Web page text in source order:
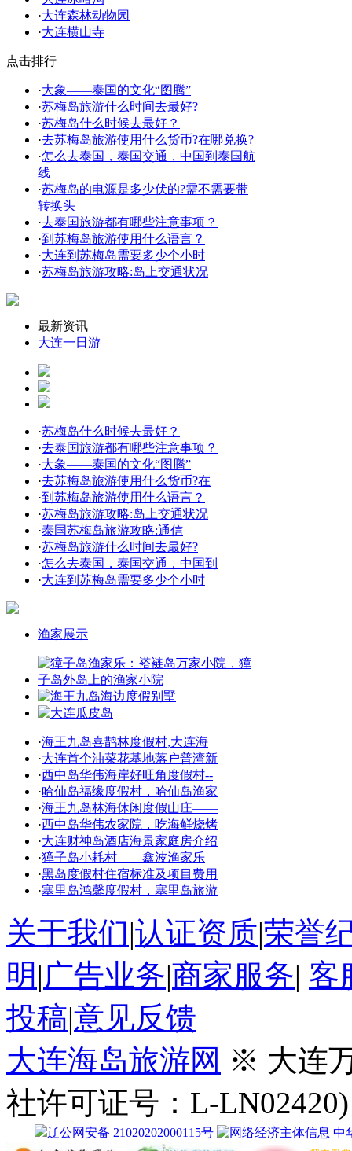
·大连森林动物园
·大连横山寺
点击排行
·大象——泰国的文化“图腾”
·苏梅岛旅游什么时间去最好?
·苏梅岛什么时候去最好？
·去苏梅岛旅游使用什么货币?在哪兑换?
·怎么去泰国，泰国交通，中国到泰国航
线
·苏梅岛的电源是多少伏的?需不需要带
转换头
·去泰国旅游都有哪些注意事项？
·到苏梅岛旅游使用什么语言？
·大连到苏梅岛需要多少个小时
·苏梅岛旅游攻略:岛上交通状况
最新资讯
大连一日游
·苏梅岛什么时候去最好？
·去泰国旅游都有哪些注意事项？
·大象——泰国的文化“图腾”
·去苏梅岛旅游使用什么货币?在
·到苏梅岛旅游使用什么语言？
·苏梅岛旅游攻略:岛上交通状况
·泰国苏梅岛旅游攻略:通信
·苏梅岛旅游什么时间去最好?
·怎么去泰国，泰国交通，中国到
·大连到苏梅岛需要多少个小时
渔家展示
·海王九岛喜鹊林度假村,大连海
·大连首个油菜花基地落户普湾新
·西中岛华伟海岸好旺角度假村--
·哈仙岛福缘度假村，哈仙岛渔家
·海王九岛林海休闲度假山庄——
·西中岛华伟农家院，吃海鲜烧烤
·大连财神岛酒店海景家庭房介绍
·獐子岛小耗村——鑫波渔家乐
·黑岛度假村住宿标准及项目费用
·塞里岛鸿馨度假村，塞里岛旅游
关于我们|认证资质|荣誉
明 |广告业务|商家服务| 客
投稿|意见反馈
大连海岛旅游网 ※ 大连
社许可证号：L-LN02420)
辽公网安备 21020202000115号 中